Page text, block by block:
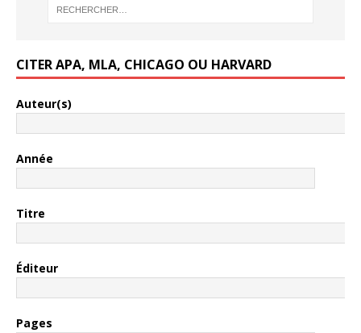
CITER APA, MLA, CHICAGO OU HARVARD
Auteur(s)
Année
Titre
Éditeur
Pages